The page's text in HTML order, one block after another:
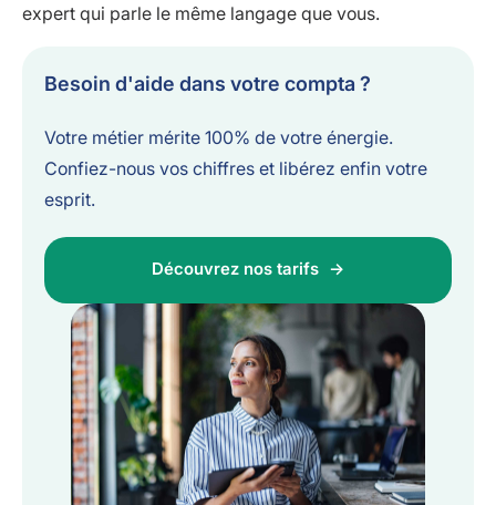
expert qui parle le même langage que vous.
Besoin d'aide dans votre compta ?
Votre métier mérite 100% de votre énergie.
Confiez-nous vos chiffres et libérez enfin votre
esprit.
Découvrez nos tarifs